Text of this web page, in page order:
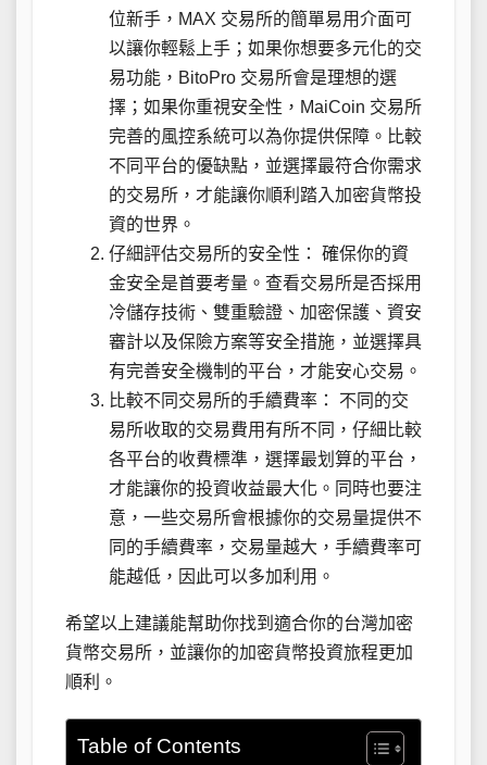
位新手，MAX 交易所的簡單易用介面可
以讓你輕鬆上手；如果你想要多元化的交
易功能，BitoPro 交易所會是理想的選
擇；如果你重視安全性，MaiCoin 交易所
完善的風控系統可以為你提供保障。比較
不同平台的優缺點，並選擇最符合你需求
的交易所，才能讓你順利踏入加密貨幣投
資的世界。
仔細評估交易所的安全性： 確保你的資
金安全是首要考量。查看交易所是否採用
冷儲存技術、雙重驗證、加密保護、資安
審計以及保險方案等安全措施，並選擇具
有完善安全機制的平台，才能安心交易。
比較不同交易所的手續費率： 不同的交
易所收取的交易費用有所不同，仔細比較
各平台的收費標準，選擇最划算的平台，
才能讓你的投資收益最大化。同時也要注
意，一些交易所會根據你的交易量提供不
同的手續費率，交易量越大，手續費率可
能越低，因此可以多加利用。
希望以上建議能幫助你找到適合你的台灣加密
貨幣交易所，並讓你的加密貨幣投資旅程更加
順利。
Table of Contents